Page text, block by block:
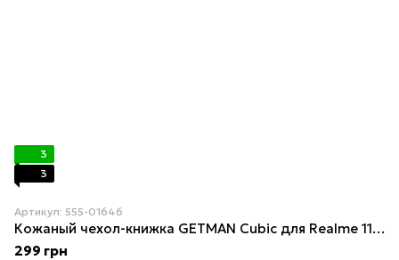
3
3
Артикул: 555-01646
Кожаный чехол-книжка GETMAN Cubic для Realme 11 4G Синий
299 грн